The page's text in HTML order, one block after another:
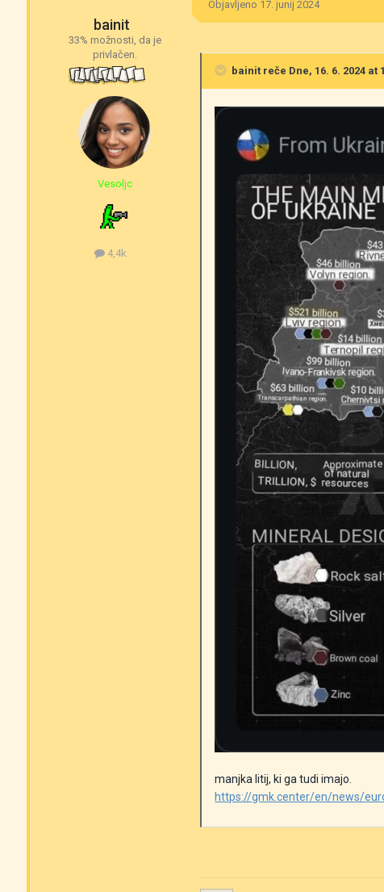
bainit
33% možnosti, da je
privlačen.
Vesoljc
4,4k
Objavljeno 17. junij 2024
bainit reče Dne, 16. 6. 2024 at
manjka litij, ki ga tudi imajo.
https://gmk.center/en/news/